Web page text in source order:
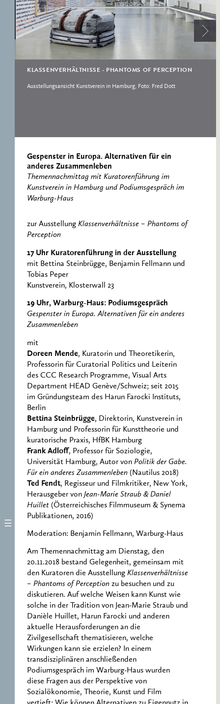
ERNST CASSIRER
ARBEITSSTELLE 1997-
2007
KLASSENVERHÄLTNISSE - PHANTOMS OF PERCEPTION
Ausstellungsansicht Kunstverein in Hamburg, Foto: Fred Dott
Gespenster in Europa. Alternativen für ein
anderes Zusammenleben
Themennachmittag mit Kuratorenführung im
Kunstverein in Hamburg und Podiumsgespräch im
Warburg-Haus
zur Ausstellung Klassenverhältnisse – Phantoms of
Perception
17 Uhr Kuratorenführung in der Ausstellung
mit Bettina Steinbrügge, Benjamin Fellmann und
Tobias Peper
Kunstverein, Klosterwall 23
19 Uhr, Warburg-Haus: Podiumsgespräch
Gespenster in Europa. Alternativen für ein anderes
Zusammenleben
mit
Doreen Mende, Kuratorin und Theoretikerin,
Professorin für Curatorial Politics und Leiterin
des CCC Research Programme, Visual Arts
Department HEAD Genève/Schweiz; seit 2015
im Gründungsteam des Harun Farocki Instituts,
Berlin
Bettina Steinbrügge, Direktorin, Kunstverein in
Hamburg und Professorin für Kunsttheorie und
kuratorische Praxis, HfBK Hamburg
Frank Adloff, Professor für Soziologie,
Universität Hamburg, Autor von Politik der Gabe.
Für ein anderes Zusammenleben (Nautilus 2018)
Ted Fendt, Regisseur und Filmkritiker, New York,
Herausgeber von Jean-Marie Straub & Daniel
Huillet (Österreichisches Filmmuseum & Synema
Publikationen, 2016)
Moderation: Benjamin Fellmann, Warburg-Haus
Am Themennachmittag am Dienstag, den
20.11.2018 bestand Gelegenheit, gemeinsam mit
den Kuratoren die Ausstellung Klassenverhältnisse
– Phantoms of Perception zu besuchen und zu
diskutieren. Auf welche Weisen kann Kunst wie
solche in der Tradition von Jean-Marie Straub und
Danièle Huillet, Harun Farocki und anderen
aktuelle Herausforderungen an die
Zivilgesellschaft thematisieren, welche
Wirkungen kann sie erzielen? In einem
transdisziplinären anschließenden
Podiumsgespräch im Warburg-Haus wurden
diese Fragen aus der Perspektive von
Sozialökonomie, Theorie, Kunst und Film